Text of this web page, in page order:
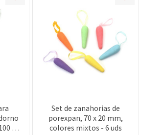
x
Set de zanahorias de
porexpan, 70 x 20 mm,
colores mixtos - 6 uds